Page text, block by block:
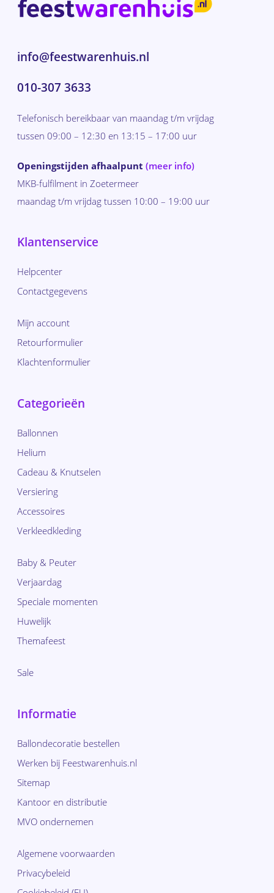
info@feestwarenhuis.nl
010-307 3633
Telefonisch bereikbaar van maandag t/m vrijdag
tussen 09:00 – 12:30 en 13:15 – 17:00 uur
Openingstijden afhaalpunt (meer info)
MKB-fulfilment in Zoetermeer
maandag t/m vrijdag tussen 10:00 – 19:00 uur
Klantenservice
Helpcenter
Contactgegevens
Mijn account
Retourformulier
Klachtenformulier
Categorieën
Ballonnen
Helium
Cadeau & Knutselen
Versiering
Accessoires
Verkleedkleding
Baby & Peuter
Verjaardag
Speciale momenten
Huwelijk
Themafeest
Sale
Informatie
Ballondecoratie bestellen
Werken bij Feestwarenhuis.nl
Sitemap
Kantoor en distributie
MVO ondernemen
Algemene voorwaarden
Privacybeleid